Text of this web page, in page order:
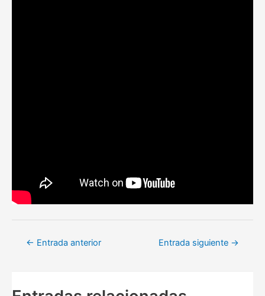
Navegación
← Entrada anterior Entrada siguiente →